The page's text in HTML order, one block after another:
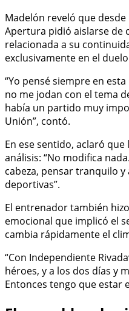
Madelón reveló que
Apertura pidió aislarse de
relacionada a su
exclusivamente en el
“Yo pensé siempre en
no me jodan con el tema
había un partido muy
Unión”, contó.
En ese sentido, aclaró
análisis: “No modifica
cabeza, pensar tranquilo
deportivas”.
El entrenador también
emocional que implicó el
cambia rápidamente el
“Con Independiente
héroes, y a los dos días y
Entonces tengo que estar